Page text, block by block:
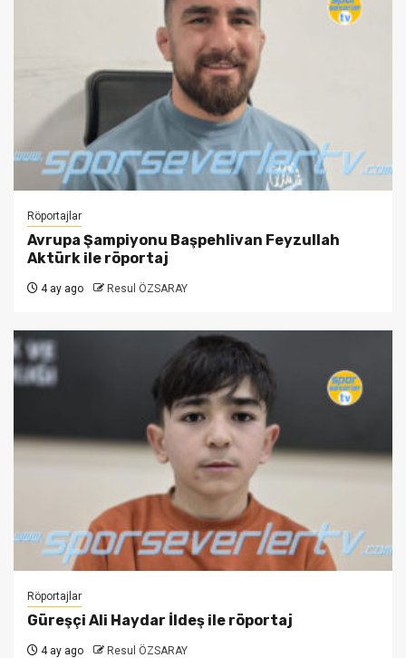
Röportajlar
Avrupa Şampiyonu Başpehlivan Feyzullah
Aktürk ile röportaj
4 ay ago Resul ÖZSARAY
Röportajlar
Güreşçi Ali Haydar İldeş ile röportaj
4 ay ago Resul ÖZSARAY